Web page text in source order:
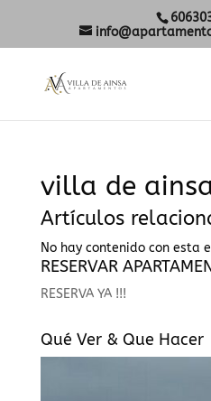
villa de
Artículos
No hay contenido con esta
RESERVAR
RESERVA YA !!!
Qué Ver & Que Hacer